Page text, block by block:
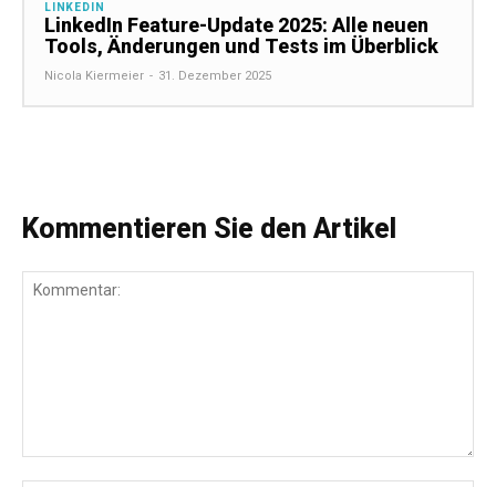
LINKEDIN
LinkedIn Feature-Update 2025: Alle neuen
Tools, Änderungen und Tests im Überblick
Nicola Kiermeier - 31. Dezember 2025
Kommentieren Sie den Artikel